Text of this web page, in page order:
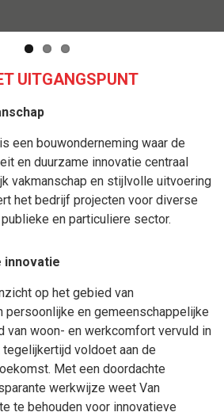
UITGANGSPUNT
een bouwonderneming waar de
en duurzame innovatie centraal
vakmanschap en stijlvolle uitvoering
het bedrijf projecten voor diverse
en particuliere sector.
innovatie
op het gebied van
persoonlijke en gemeenschappelijke
van woon- en werkcomfort vervuld in
voldoet aan de
Met een doordachte
werkwijze weet Van
te behouden voor innovatieve